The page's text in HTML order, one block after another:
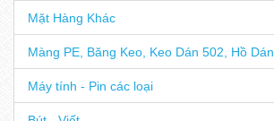
Mặt Hàng Khác
Màng PE, Băng Keo, Keo Dán 502, Hồ Dán
Máy tính - Pin các loại